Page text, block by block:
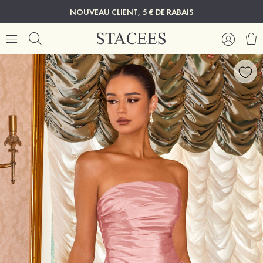
NOUVEAU CLIENT, 5 € DE RABAIS